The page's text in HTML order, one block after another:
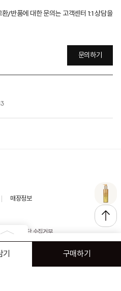
구매하기
/반품에 대한 문의는 고객센터 1:1 상담을
문의하기
매장정보
이메일 무단 수집거부
판문의